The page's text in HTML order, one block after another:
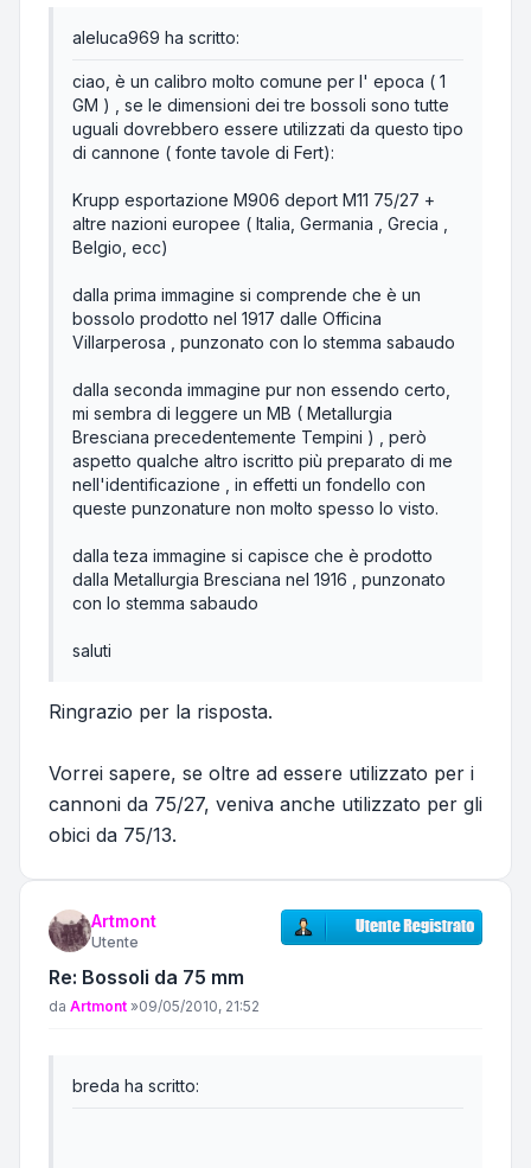
aleluca969 ha scritto:
ciao, è un calibro molto comune per l' epoca ( 1
GM ) , se le dimensioni dei tre bossoli sono tutte
uguali dovrebbero essere utilizzati da questo tipo
di cannone ( fonte tavole di Fert):
Krupp esportazione M906 deport M11 75/27 +
altre nazioni europee ( Italia, Germania , Grecia ,
Belgio, ecc)
dalla prima immagine si comprende che è un
bossolo prodotto nel 1917 dalle Officina
Villarperosa , punzonato con lo stemma sabaudo
dalla seconda immagine pur non essendo certo,
mi sembra di leggere un MB ( Metallurgia
Bresciana precedentemente Tempini ) , però
aspetto qualche altro iscritto più preparato di me
nell'identificazione , in effetti un fondello con
queste punzonature non molto spesso lo visto.
dalla teza immagine si capisce che è prodotto
dalla Metallurgia Bresciana nel 1916 , punzonato
con lo stemma sabaudo
saluti
Ringrazio per la risposta.
Vorrei sapere, se oltre ad essere utilizzato per i
cannoni da 75/27, veniva anche utilizzato per gli
obici da 75/13.
Artmont
Utente
Re: Bossoli da 75 mm
Messaggio
da Artmont »09/05/2010, 21:52
breda ha scritto: